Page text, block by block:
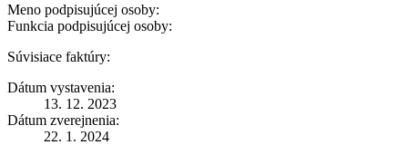
Meno podpisujúcej osoby:
Funkcia podpisujúcej osoby:
Súvisiace faktúry:
Dátum vystavenia:
13. 12. 2023
Dátum zverejnenia:
22. 1. 2024